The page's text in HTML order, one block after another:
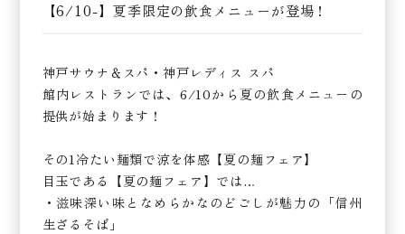
【6/10-】夏季限定の飲食メニューが登場！
神戸サウナ＆スパ・神戸レディス スパ
館内レストランでは、6/10から夏の飲食メニューの
提供が始まります！
その1冷たい麺類で涼を体感【夏の麺フェア】
目玉である【夏の麺フェア】では…
・滋味深い味となめらかなのどごしが魅力の「信州
生ざるそば」